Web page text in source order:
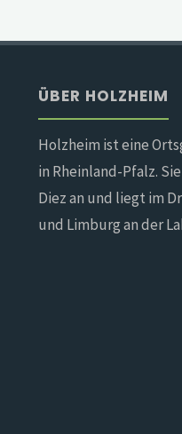
ÜBER HOLZHEIM
Holzheim ist eine
in Rheinland-Pfalz.
Diez an und liegt im
und Limburg an der